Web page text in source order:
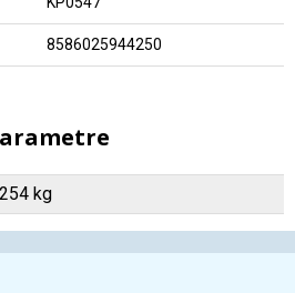
8586025944250
kg